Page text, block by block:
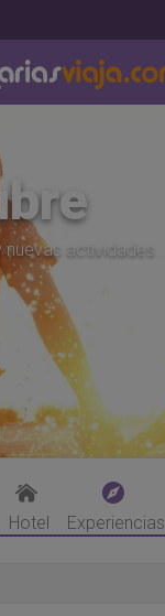
actividades...
Hotel Experiencias